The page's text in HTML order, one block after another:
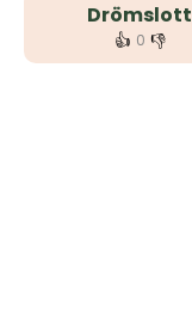
Drömslott
👍 0 👎